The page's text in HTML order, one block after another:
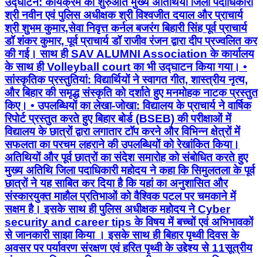
श्री नवीन एवं पुलिस अधीक्षक श्री विश्वजीत दयाल और प्राचार्य
श्री शुभम कुमार,सेवा निवृत्त कर्नल बजरंग बिहारी सिंह पूर्व प्राचार्य
डॉ शंकर कुमार, पूर्व प्राचार्य डॉ राजीव रंजन द्वारा दीप प्रज्वलित कर
की गई। साथ ही SAV ALUMNI Association के कार्यालय
के साथ ही Volleyball court का भी उद्घाटन किया गया। •
सांस्कृतिक प्रस्तुतियां: विद्यार्थियों ने स्वागत गीत, शास्त्रीय नृत्य,
और बिहार की समृद्ध संस्कृति को दर्शाते हुए मनमोहक नाटक प्रस्तुत
किए। • उपलब्धियों का लेखा-जोखा: विद्यालय के प्राचार्य ने वार्षिक
रिपोर्ट प्रस्तुत करते हुए बिहार बोर्ड (BSEB) की परीक्षाओं में
विद्यालय के छात्रों द्वारा लगातार टॉप करने और विभिन्न क्षेत्रों में
सफलता का परचम लहराने की उपलब्धियों को रेखांकित किया।
अतिथियों और पूर्व छात्रों का संदेश समारोह को संबोधित करते हुए
मुख्य अतिथि जिला पदाधिकारी महोदय ने कहा कि सिमुलतला के पूर्व
छात्रों ने यह साबित कर दिया है कि यहां का अनुशासित और
संस्कारयुक्त माहौल प्रतिभाओं को वैश्विक पटल पर चमकाने में
सक्षम है। इसके साथ ही पुलिस अधीक्षक महोदय ने Cyber
security and career tips के विषय में बच्चों एवं अभिभावकों
से जानकारी साझा किया । इसके साथ ही बिहार पृथ्वी दिवस के
अवसर पर पर्यावरण संरक्षण एवं हरित पृथ्वी के उद्देश्य से 11सूत्रीय